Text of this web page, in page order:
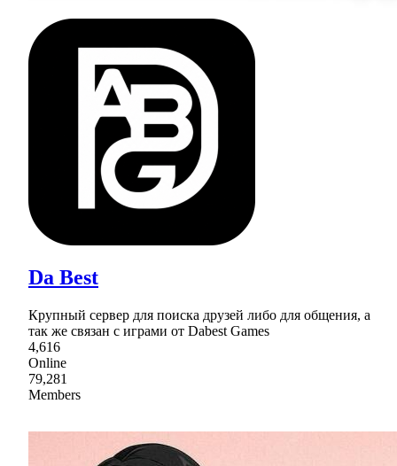
Da Best
Крупный сервер для поиска друзей либо для общения, а
так же связан с играми от Dabest Games
4,616
Online
79,281
Members